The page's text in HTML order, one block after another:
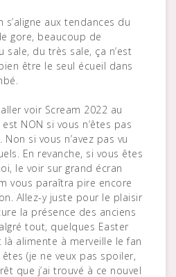
s’aligne aux tendances du
gore, beaucoup de
sale, du très sale, ça n’est
être le seul écueil dans
voir Scream 2022 au
NON si vous n’êtes pas
si vous n’avez pas vu
En revanche, si vous êtes
le voir sur grand écran
vous paraîtra pire encore
Allez-y juste pour le plaisir
la présence des anciens
tout, quelques Easter
là alimente à merveille le fan
(je ne veux pas spoiler,
que j’ai trouvé à ce nouvel